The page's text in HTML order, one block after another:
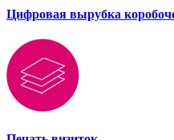
Цифровая вырубка